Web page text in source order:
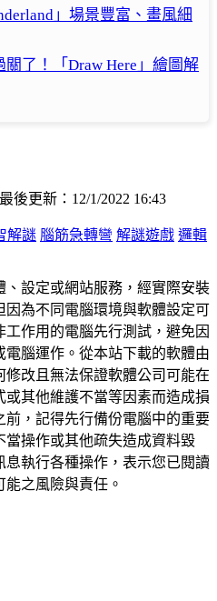
」場景豐富、畫風細
了！「Draw Here」繪圖解
後更新：12/1/2022 16:43
解謎 腦筋急轉彎 解謎遊戲 邏輯
、設定或網站服務，經實際安裝
為不同電腦環境與軟體設定可
作用的電腦先行測試，避免因
腦運作。從本站下載的軟體由
改且無法保證軟體公司可能在
其他維護不當等因素而造成損
，記得先行備份電腦中的重要
操作或其他疏失造成資料毀
執行各種操作，表示您已閱讀
之風險與責任。